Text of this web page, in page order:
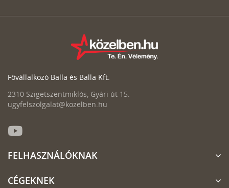
Fővállalkozó Balla és Balla Kft.
2310 Szigetszentmiklós, Gyári út 15.
ugyfelszolgalat@kozelben.hu
FELHASZNÁLÓKNAK
CÉGEKNEK